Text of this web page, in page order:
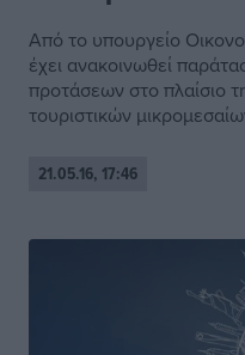
Από το υπουργείο
έχει ανακοινωθεί
προτάσεων στο πλαίσιο
τουριστικών
21.05.16, 17:46